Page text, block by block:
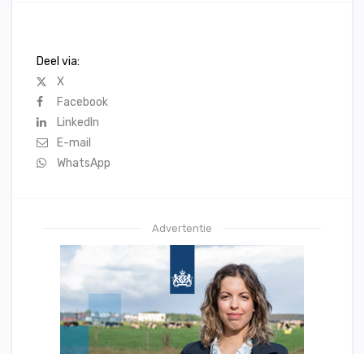
Deel via:
X
Facebook
LinkedIn
E-mail
WhatsApp
Advertentie